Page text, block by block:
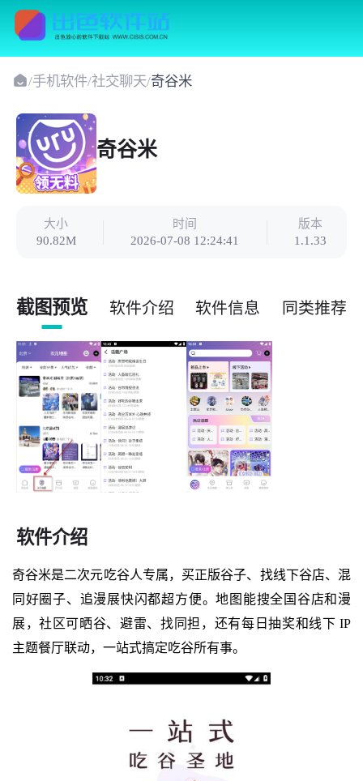
/手机软件/社交聊天/奇谷米
奇谷米
大小
90.82M
时间
2026-07-08 12:24:41
版本
1.1.33
截图预览 软件介绍 软件信息 同类推荐
软件介绍
奇谷米是二次元吃谷人专属，买正版谷子、找线下谷店、混
同好圈子、追漫展快闪都超方便。地图能搜全国谷店和漫
展，社区可晒谷、避雷、找同担，还有每日抽奖和线下 IP
主题餐厅联动，一站式搞定吃谷所有事。